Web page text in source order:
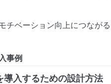
チベーション向上につながる
事例
導入するための設計方法